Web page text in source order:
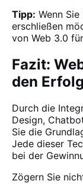
Tipp: Wenn
erschließen
von Web 3.0
Fazit:
den
Durch die
Design,
Sie die
Jede dieser
bei der
Zögern Sie